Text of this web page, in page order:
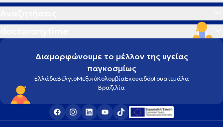
Διαμορφώνουμε το μέλλον της υγείας
παγκοσμίως
ΕλλάδαΒέλγιοΜεξικόΚολομβίαΕκουαδόρΓουατεμάλα
Βραζιλία